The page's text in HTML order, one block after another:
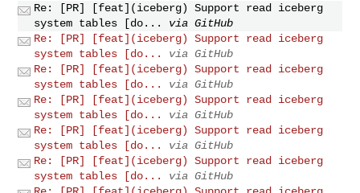
Re: [PR] [feat](iceberg) Support read iceberg
system tables [do...
via GitHub
Re: [PR] [feat](iceberg) Support read iceberg
system tables [do...
via GitHub
Re: [PR] [feat](iceberg) Support read iceberg
system tables [do...
via GitHub
Re: [PR] [feat](iceberg) Support read iceberg
system tables [do...
via GitHub
Re: [PR] [feat](iceberg) Support read iceberg
system tables [do...
via GitHub
Re: [PR] [feat](iceberg) Support read iceberg
system tables [do...
via GitHub